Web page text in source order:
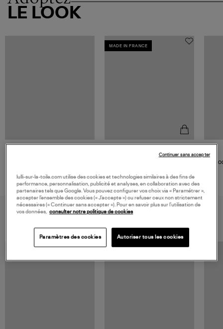
LE LOOK
MADE IN FRANCE
JEANNE VOULAND
VOUS AIMEREZ AUSSI
lulli-sur-la-toile.com utilise des cookies et technologies similaires à des fins de
performance, personnalisation, publicité et analyses, en collaboration avec des
partenaires tels que Google. Vous pouvez configurer vos choix via « Paramétrer »,
accepter l’ensemble des cookies (« J’accepte ») ou refuser ceux non strictement
nécessaires (« Continuer sans accepter »). Pour en savoir plus sur l’utilisation de
vos données,
consulter notre politique de cookies
Paramètres des cookies Autoriser tous les cookies
Continuer sans accepter